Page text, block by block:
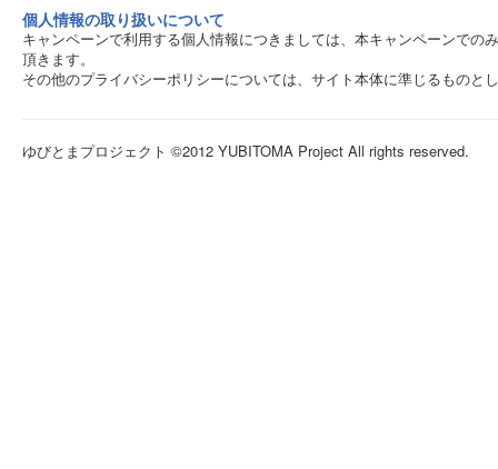
個人情報の取り扱いについて
キャンペーンで利用する個人情報につきましては、本キャンペーンで
頂きます。
その他のプライバシーポリシーについては、サイト本体に準じるものと
ゆびとまプロジェクト ©2012 YUBITOMA Project All rights reserved.